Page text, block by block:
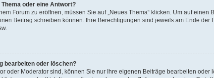
oder eine Antwort?
Forum zu eröffnen, müssen Sie auf „Neues Thema“ klicken. Um auf
Beitrag schreiben können. Ihre Berechtigungen sind jeweils am Ende der
bearbeiten oder löschen?
oder Moderator sind, können Sie nur Ihre eigenen Beiträge bearbeiten